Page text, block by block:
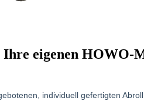
Ihre eigenen
individuell gefertigten